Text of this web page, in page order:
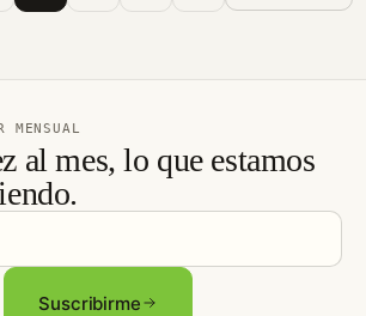
MENSUAL
al mes, lo que estamos
Suscribirme